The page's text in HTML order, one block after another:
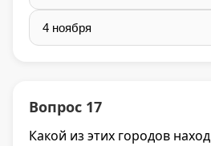
4 ноября
Вопрос 17
Какой из этих городов